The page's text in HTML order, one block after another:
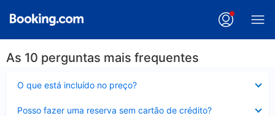
As 10 perguntas mais frequentes
O que está incluído no preço?
Posso fazer uma reserva sem cartão de crédito?